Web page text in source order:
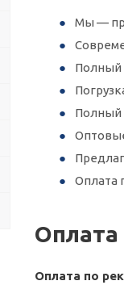
Мы —
Полный
Полный
Оплата
Оплата
Оплата по